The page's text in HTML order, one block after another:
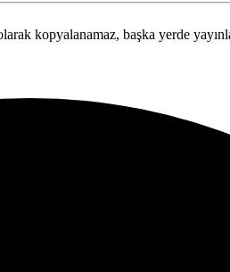
kopyalanamaz, başka yerde